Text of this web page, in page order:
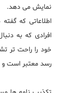
نمایش می دهد.
اطلاعاتی که
افرادی که به
خود را راحت تر
رسد معتبر است و